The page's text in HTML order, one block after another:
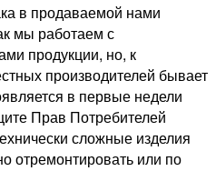
в продаваемой нами
мы работаем с
продукции, но, к
производителей бывает
в первые недели
Прав Потребителей
сложные изделия
отремонтировать или по